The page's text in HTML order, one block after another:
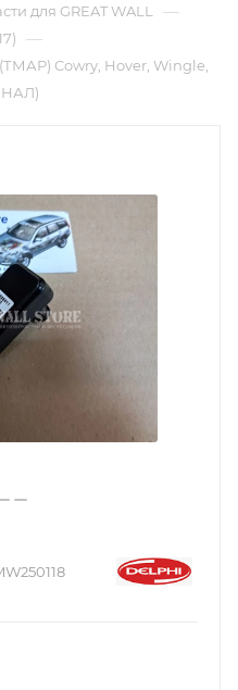
для GREAT WALL —
—
Cowry, Hover, Wingle,